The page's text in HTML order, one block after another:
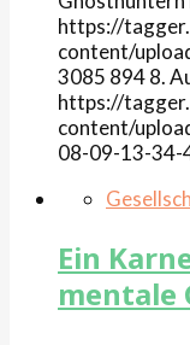
https://
content/
3085 8948.
https://
content/
08-09-13-34-
Ein
mentale